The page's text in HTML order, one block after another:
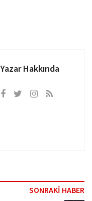
Yazar Hakkında
SONRAKİ HABER